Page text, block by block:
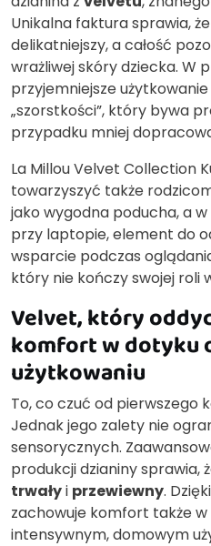
Unikalna faktura sprawia,
delikatniejszy, a całość
wrażliwej skóry dziecka. W
przyjemniejsze
„szorstkości”, który bywa
przypadku mniej
La Millou Velvet Collection
towarzyszyć także
jako wygodna poducha, a
przy laptopie, element do
wsparcie podczas
który nie kończy swojej roli
Velvet, który
komfort w dotyku
użytkowaniu
To, co czuć od pierwszego
Jednak jego zalety nie
sensorycznych.
produkcji dzianiny sprawia,
trwałyi przewiewny.
zachowuje komfort także
intensywnym, domowym